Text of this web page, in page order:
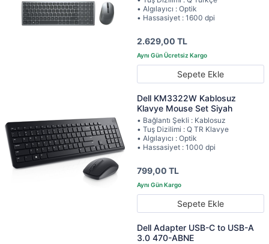
• Algılayıcı : Optik
• Hassasiyet : 1600 dpi
2.629,00 TL
Sepete Ekle
Dell KM3322W Kablosuz
Klavye Mouse Set Siyah
• Bağlantı Şekli : Kablosuz
• Tuş Dizilimi : Q TR Klavye
• Algılayıcı : Optik
• Hassasiyet : 1000 dpi
799,00 TL
Sepete Ekle
Dell Adapter USB-C to USB-A
3.0 470-ABNE